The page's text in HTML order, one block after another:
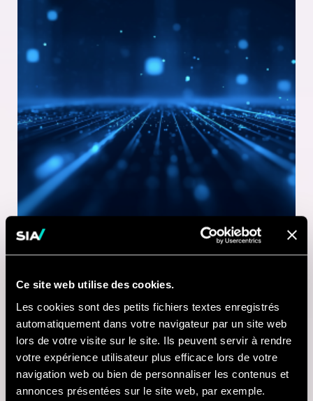
Ce site web utilise des cookies.
Les cookies sont des petits fichiers textes enregistrés
automatiquement dans votre navigateur par un site web
lors de votre visite sur le site. Ils peuvent servir à rendre
votre expérience utilisateur plus efficace lors de votre
navigation web ou bien de personnaliser les contenus et
annonces présentées sur le site web, par exemple.
Nausicaá modernise
sa billetterie digitale